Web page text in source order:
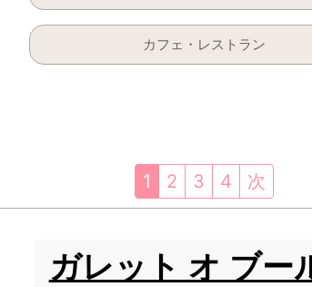
カフェ・レストラン
1 2 3 4 次
ガレット オ ブー